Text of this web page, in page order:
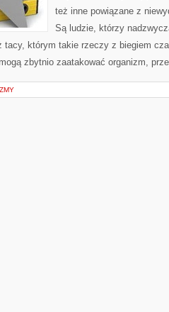
też inne powiązane z
Są ludzie, którzy
tacy, którym takie rzeczy z biegiem
zbytnio zaatakować organizm,